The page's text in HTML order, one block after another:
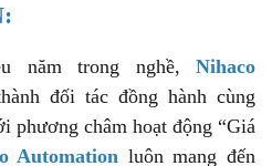
năm trong nghề, Nihaco
đối tác đồng hành cùng
phương châm hoạt động “Giá
Automation luôn mang đến